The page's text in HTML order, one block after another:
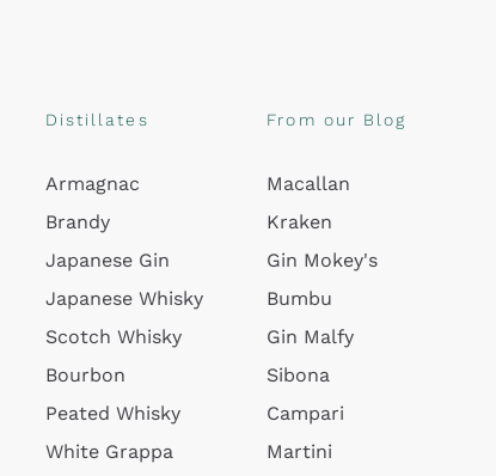
Distillates
Armagnac
Brandy
Japanese Gin
Japanese Whisky
Scotch Whisky
Bourbon
Peated Whisky
White Grappa
From our Blog
Macallan
Kraken
Gin Mokey's
Bumbu
Gin Malfy
Sibona
Campari
Martini